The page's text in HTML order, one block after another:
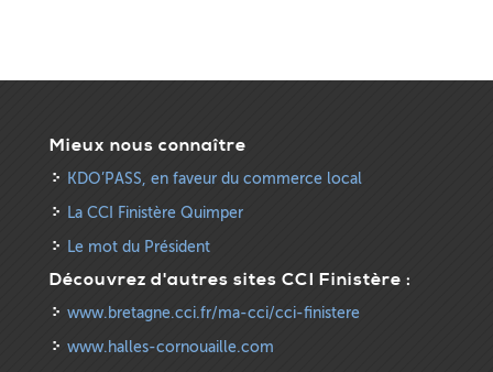
Mieux nous connaître
KDO’PASS, en faveur du commerce local
La CCI Finistère Quimper
Le mot du Président
Découvrez d'autres sites CCI Finistère :
www.bretagne.cci.fr/ma-cci/cci-finistere
www.halles-cornouaille.com